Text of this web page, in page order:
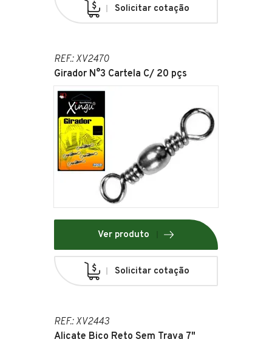
Solicitar cotação
REF.: XV2470
Girador N°3 Cartela C/ 20 pçs
Ver produto
Solicitar cotação
REF.: XV2443
Alicate Bico Reto Sem Trava 7"